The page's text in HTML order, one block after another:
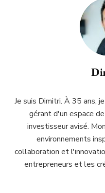
Je suis Dimitri. À 35 ans,
gérant d'un espace
investisseur avisé.
environnements
collaboration et
entrepreneurs et les